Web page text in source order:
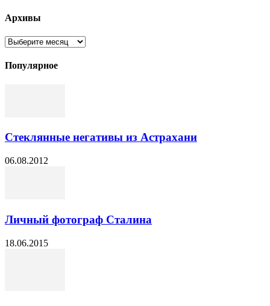
Архивы
Архивы
Популярное
Стеклянные негативы из Астрахани
06.08.2012
Личный фотограф Сталина
18.06.2015